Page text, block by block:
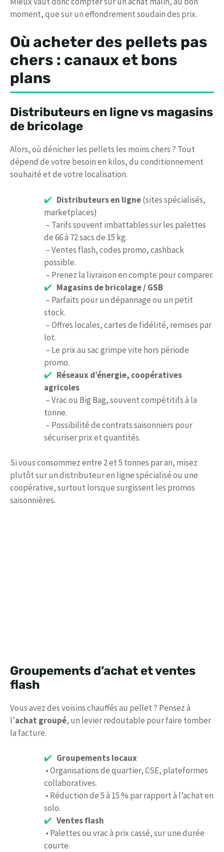
moment, que sur un effondrement soudain des prix.
Où acheter des pellets pas
chers : canaux et bons
plans
Distributeurs en ligne vs magasins
de bricolage
Alors, où dénicher les pellets les moins chers ? Tout
dépend de votre besoin en kilos, du conditionnement
souhaité et de votre localisation.
Distributeurs en ligne(sites spécialisés,
marketplaces)
– Tarifs souvent imbattables sur les palettes
de 66 à 72 sacs de 15 kg.
– Ventes flash, codes promo, cashback
possible.
– Prenez la livraison en compte pour comparer.
Magasins de bricolage / GSB
– Parfaits pour un dépannage ou un petit
stock.
– Offres locales, cartes de fidélité, remises par
lot.
– Le prix au sac grimpe vite hors période
promo.
Réseaux d’énergie, coopératives
agricoles
– Vrac ou Big Bag, souvent compétitifs à la
tonne.
– Possibilité de contrats saisonniers pour
sécuriser prix et quantités.
Si vous consommez entre 2 et 5 tonnes par an, misez
plutôt sur un distributeur en ligne spécialisé ou une
coopérative, surtout lorsque surgissent les promos
saisonnières.
Groupements d’achat et ventes
flash
Vous avez des voisins chauffés au pellet ? Pensez à
l’achat groupé, un levier redoutable pour faire tomber
la facture.
Groupements locaux
• Organisations de quartier, CSE, plateformes
collaboratives.
• Réduction de 5 à 15 % par rapport à l’achat en
solo.
Ventes flash
• Palettes ou vrac à prix cassé, sur une durée
courte.